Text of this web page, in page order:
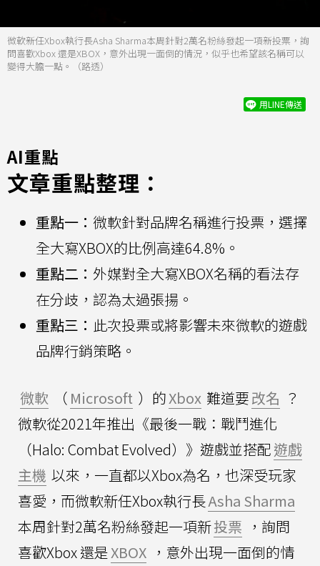
微軟新任Xbox執行長Asha Sharma本周針對2萬名粉絲發起一項新投票，詢
問喜歡Xbox 還是XBOX，意外出現一面倒的情況，似乎也希望該名稱可以
變得大膽一點。（路透）
用LINE傳送
AI重點
文章重點整理：
重點一： 微軟針對品牌名稱進行投票，選擇
全大寫XBOX的比例高達64.8%。
重點二： 外媒對全大寫XBOX名稱的看法存
在分歧，認為太過張揚。
重點三： 此次投票或將影響未來微軟的遊戲
品牌行銷策略。
微軟 （ Microsoft ）的Xbox 難道要改名 ？
微軟從2021年推出《最後一戰：戰鬥進化
（Halo: Combat Evolved）》遊戲並搭配遊戲
主機 以來，一直都以Xbox為名，也深受玩家
喜愛，而微軟新任Xbox執行長Asha Sharma
本周針對2萬名粉絲發起一項新投票 ，詢問
喜歡Xbox 還是XBOX ，意外出現一面倒的情